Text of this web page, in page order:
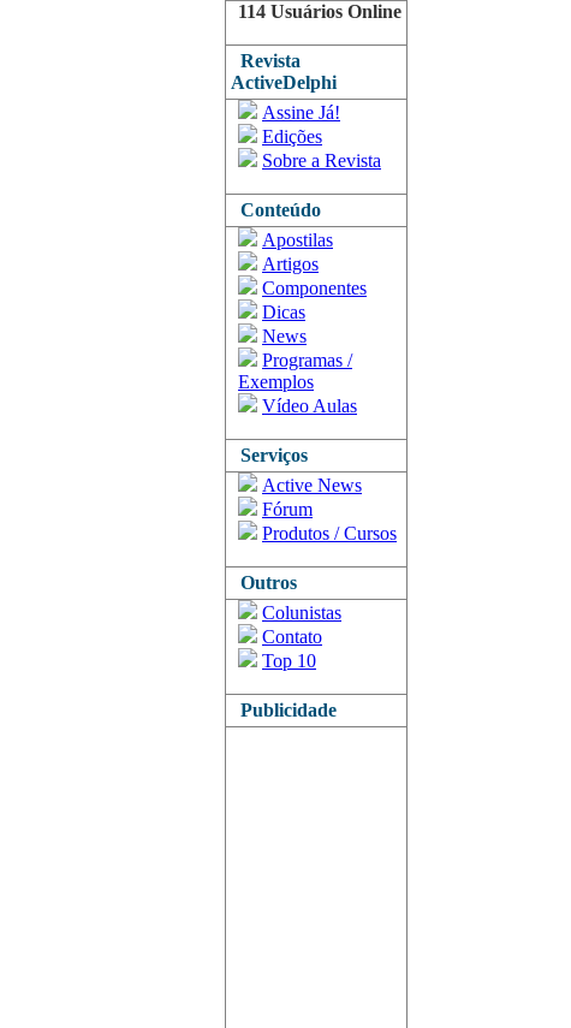
114 Usuários Online
Revista
ActiveDelphi
Assine Já!
Edições
Sobre a Revista
Conteúdo
Apostilas
Artigos
Componentes
Dicas
News
Programas /
Exemplos
Vídeo Aulas
Serviços
Active News
Fórum
Produtos / Cursos
Outros
Colunistas
Contato
Top 10
Publicidade